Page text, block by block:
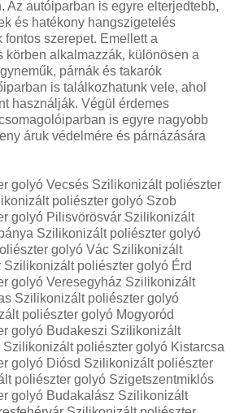
Az autóiparban is egyre elterjedtebb,
és hatékony hangszigetelés
szerepet. Emellett a
körben alkalmazzák, különösen a
párnák és takarók
is találkozhatunk vele, ahol
használják. Végül érdemes
is egyre nagyobb
áruk védelmére és párnázására
golyó Vecsés Szilikonizált poliészter
poliészter golyó Szob
golyó Pilisvörösvár Szilikonizált
Szilikonizált poliészter golyó
golyó Vác Szilikonizált
poliészter golyó Érd
golyó Veresegyház Szilikonizált
Szilikonizált poliészter golyó
poliészter golyó Mogyoród
golyó Budakeszi Szilikonizált
poliészter golyó Kistarcsa
golyó Diósd Szilikonizált poliészter
poliészter golyó Szigetszentmiklós
golyó Budakalász Szilikonizált